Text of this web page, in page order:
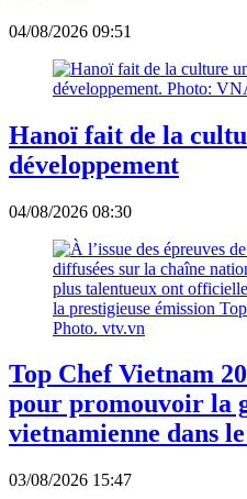
04/08/2026 09:51
Hanoï fait de la
développement
04/08/2026 08:30
Top Chef Vietnam
pour promouvoir la
vietnamienne dans
03/08/2026 15:47